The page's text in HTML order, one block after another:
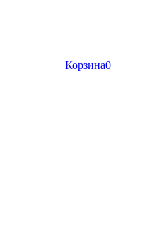
Корзина0